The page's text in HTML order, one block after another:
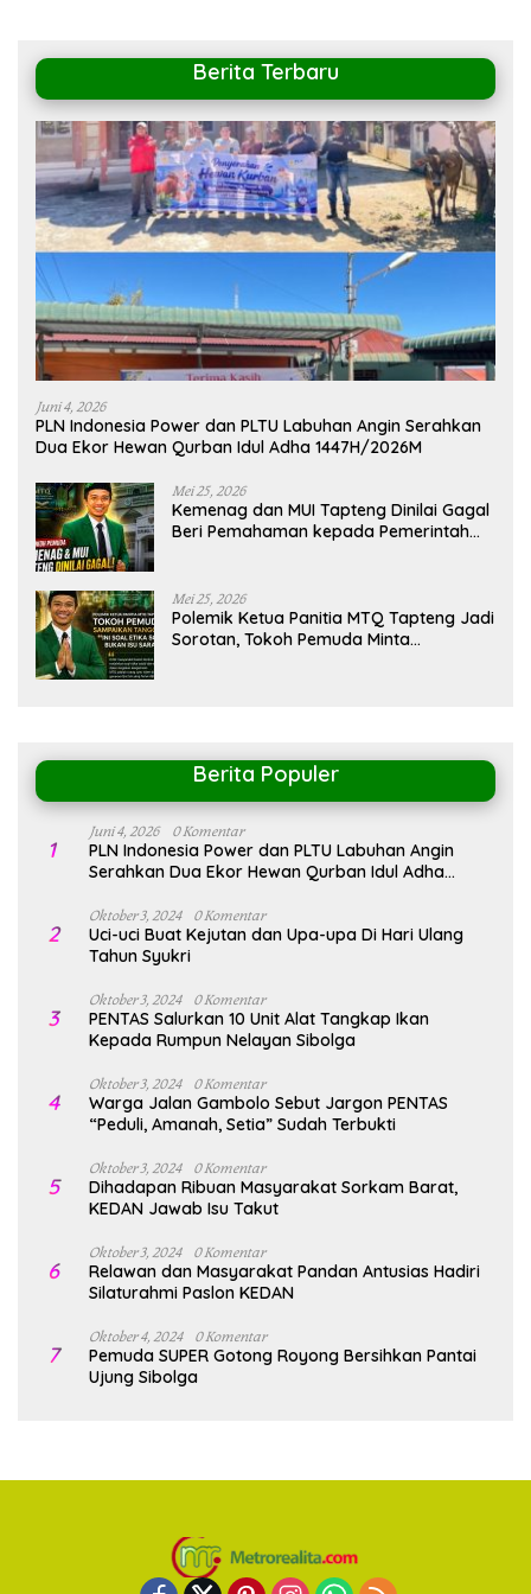
Berita Terbaru
Juni 4, 2026
PLN Indonesia Power dan PLTU Labuhan Angin Serahkan
Dua Ekor Hewan Qurban Idul Adha 1447H/2026M
Mei 25, 2026
Kemenag dan MUI Tapteng Dinilai Gagal
Beri Pemahaman kepada Pemerintah
Mei 25, 2026
Polemik Ketua Panitia MTQ Tapteng Jadi
Sorotan, Tokoh Pemuda Minta
Berita Populer
1
Juni 4, 2026 0 Komentar
PLN Indonesia Power dan PLTU Labuhan Angin
Serahkan Dua Ekor Hewan Qurban Idul Adha
2
Oktober 3, 2024 0 Komentar
Uci-uci Buat Kejutan dan Upa-upa Di Hari Ulang
Tahun Syukri
3
Oktober 3, 2024 0 Komentar
PENTAS Salurkan 10 Unit Alat Tangkap Ikan
Kepada Rumpun Nelayan Sibolga
4
Oktober 3, 2024 0 Komentar
Warga Jalan Gambolo Sebut Jargon PENTAS
“Peduli, Amanah, Setia” Sudah Terbukti
5
Oktober 3, 2024 0 Komentar
Dihadapan Ribuan Masyarakat Sorkam Barat,
KEDAN Jawab Isu Takut
6
Oktober 3, 2024 0 Komentar
Relawan dan Masyarakat Pandan Antusias Hadiri
Silaturahmi Paslon KEDAN
7
Oktober 4, 2024 0 Komentar
Pemuda SUPER Gotong Royong Bersihkan Pantai
Ujung Sibolga